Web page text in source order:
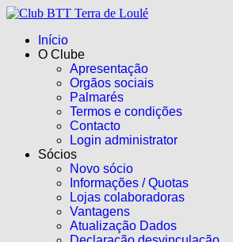
Início
O Clube
Apresentação
Orgãos sociais
Palmarés
Termos e condições
Contacto
Login administrator
Sócios
Novo sócio
Informações / Quotas
Lojas colaboradoras
Vantagens
Atualização Dados